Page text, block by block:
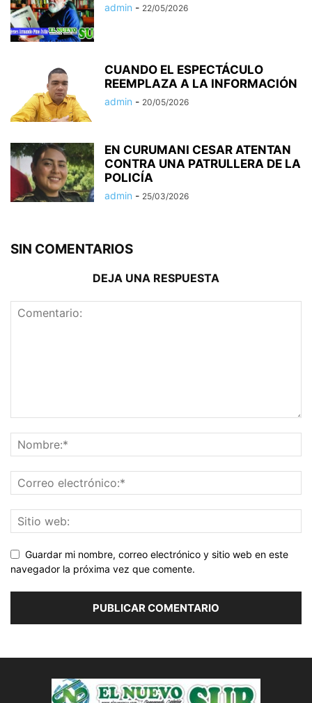
admin - 22/05/2026
CUANDO EL ESPECTÁCULO
REEMPLAZA A LA INFORMACIÓN
admin - 20/05/2026
EN CURUMANI CESAR ATENTAN
CONTRA UNA PATRULLERA DE LA
POLICÍA
admin - 25/03/2026
SIN COMENTARIOS
DEJA UNA RESPUESTA
Guardar mi nombre, correo electrónico y sitio web en este
navegador la próxima vez que comente.